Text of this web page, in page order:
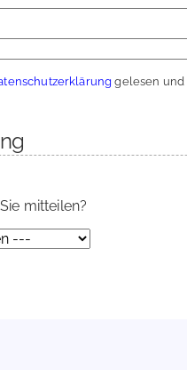
gelesen und
mitteilen?